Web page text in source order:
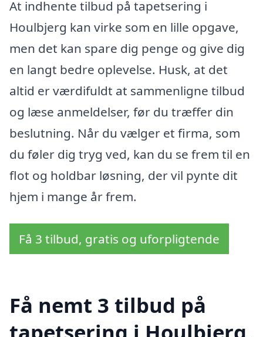
At indhente tilbud på tapetsering i
Houlbjerg kan virke som en lille opgave,
men det kan spare dig penge og give dig
en langt bedre oplevelse. Husk, at det
altid er værdifuldt at sammenligne tilbud
og læse anmeldelser, før du træffer din
beslutning. Når du vælger et firma, som
du føler dig tryg ved, kan du se frem til en
flot og holdbar løsning, der vil pynte dit
hjem i mange år frem.
Få 3 tilbud, gratis og uforpligtende
Få nemt 3 tilbud på